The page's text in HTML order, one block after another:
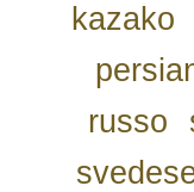
kazako
russo